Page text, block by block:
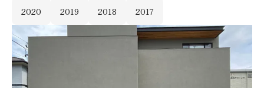
2020 2019 2018 2017